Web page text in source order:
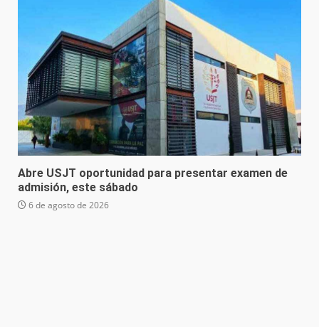
Abre USJT oportunidad para presentar examen de
admisión, este sábado
6 de agosto de 2026